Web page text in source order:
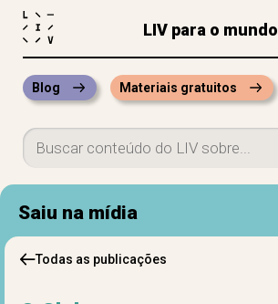
LIV para o mundo
Blog Materiais gratuitos
Saiu na mídia
Todas as publicações